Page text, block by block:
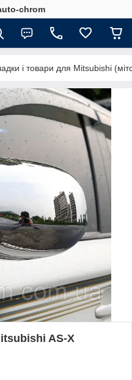
chrom
і товари для Mitsubishi
AS-X